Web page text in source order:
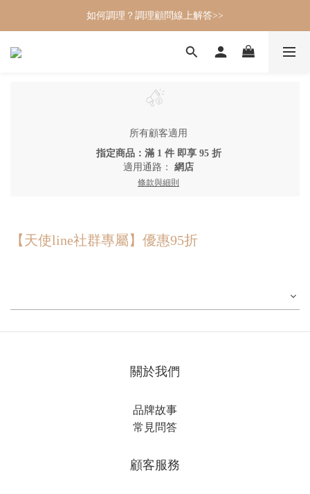
如何調理？調理顧問線上解答>>
所有顧客適用
指定商品：滿 1 件 即享 95 折
適用通路： 網店
條款與細則
【天使line社群專屬】優惠95折
關於我們
品牌故事
常見問答
顧客服務